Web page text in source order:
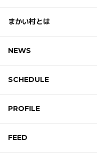
まかい村とは
NEWS
SCHEDULE
PROFILE
FEED